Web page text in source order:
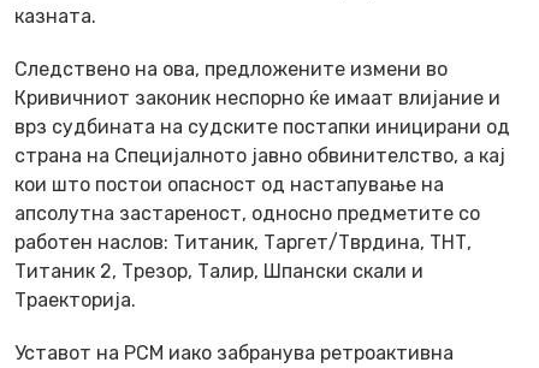
казната.
Следствено на ова, предложените измени во
Кривичниот законик неспорно ќе имаат влијание и
врз судбината на судските постапки иницирани од
страна на Специјалното јавно обвинителство, а кај
кои што постои опасност од настапување на
апсолутна застареност, односно предметите со
работен наслов: Титаник, Таргет/Тврдина, ТНТ,
Титаник 2, Трезор, Талир, Шпански скали и
Траекторија.
Уставот на РСМ иако забранува ретроактивна